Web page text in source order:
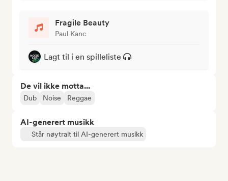
Fragile Beauty
Paul Kanc
Lagt til i en spilleliste
De vil ikke motta...
Dub Noise Reggae
AI-generert musikk
Står nøytralt til AI-generert musikk